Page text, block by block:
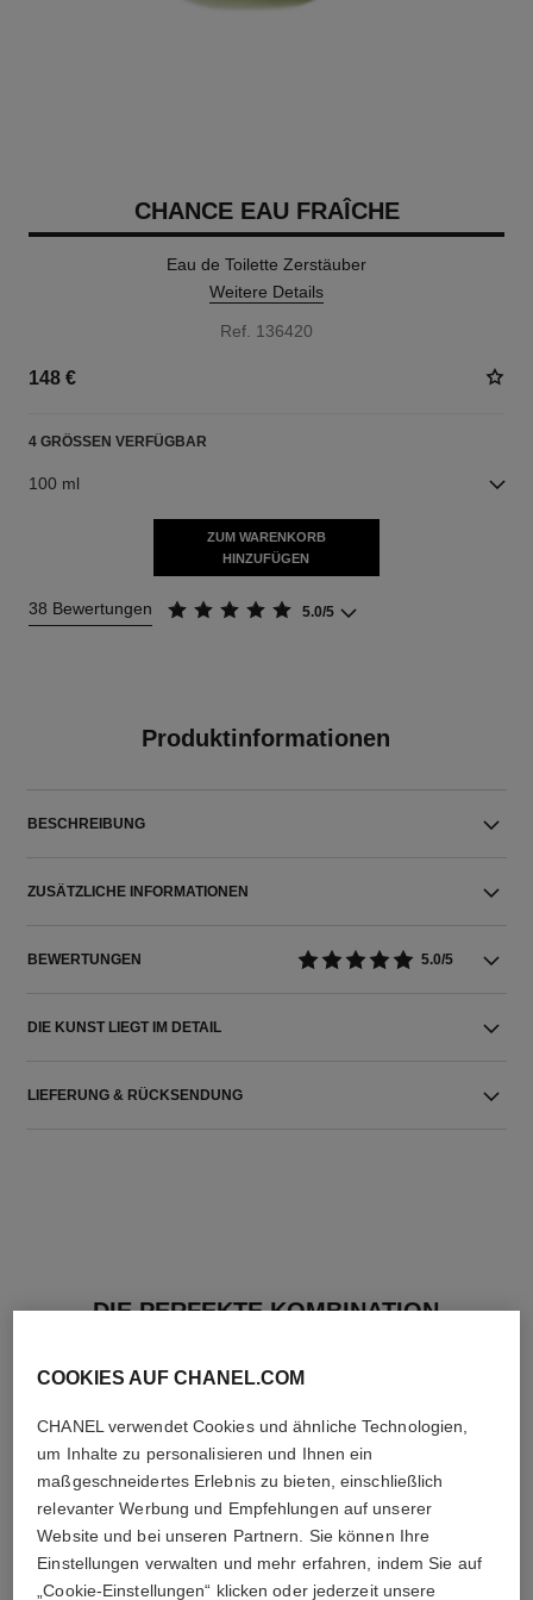
CHANCE EAU FRAÎCHE
Eau de Toilette Zerstäuber
Weitere Details
Ref. 136420
148 €
4 GRÖSSEN VERFÜGBAR
100 ml
ZUM WARENKORB
HINZUFÜGEN
38 Bewertungen 5.0/5
Produktinformationen
BESCHREIBUNG
ZUSÄTZLICHE INFORMATIONEN
BEWERTUNGEN 5.0/5
DIE KUNST LIEGT IM DETAIL
LIEFERUNG & RÜCKSENDUNG
DIE PERFEKTE KOMBINATION
COOKIES AUF CHANEL.COM
CHANEL verwendet Cookies und ähnliche Technologien,
um Inhalte zu personalisieren und Ihnen ein
maßgeschneidertes Erlebnis zu bieten, einschließlich
relevanter Werbung und Empfehlungen auf unserer
Website und bei unseren Partnern. Sie können Ihre
Einstellungen verwalten und mehr erfahren, indem Sie auf
„Cookie-Einstellungen“ klicken oder jederzeit unsere